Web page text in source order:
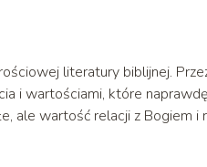
literatury biblijnej.
i wartościami, które
ale wartość relacji z Bogiem